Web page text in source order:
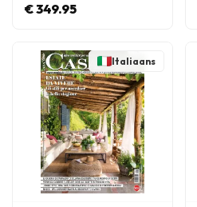
€ 349.95
Italiaans